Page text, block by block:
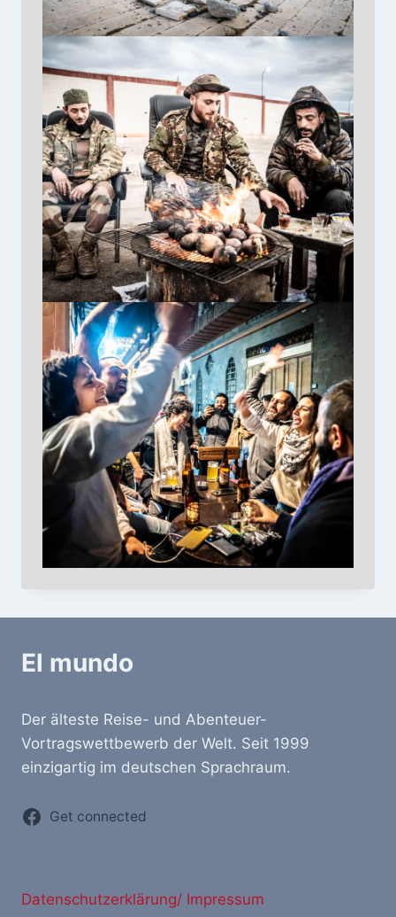
El mundo
Der älteste Reise- und Abenteuer-
Vortragswettbewerb der Welt. Seit 1999
einzigartig im deutschen Sprachraum.
Get connected
Datenschutzerklärung/ Impressum